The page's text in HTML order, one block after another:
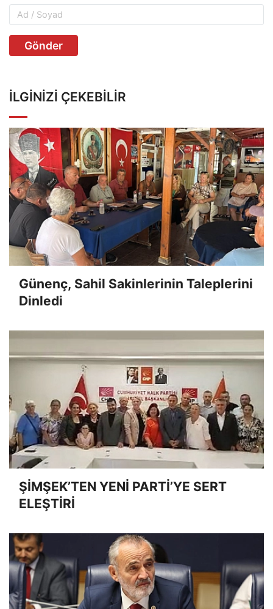
Gönder
İLGINIZI ÇEKEBILIR
Günenç, Sahil Sakinlerinin Taleplerini
Dinledi
ŞİMŞEK’TEN YENİ PARTİ’YE SERT
ELEŞTİRİ